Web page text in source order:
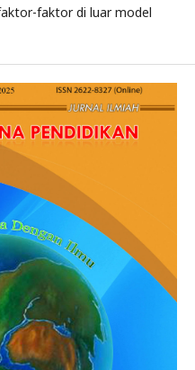
faktor di luar model